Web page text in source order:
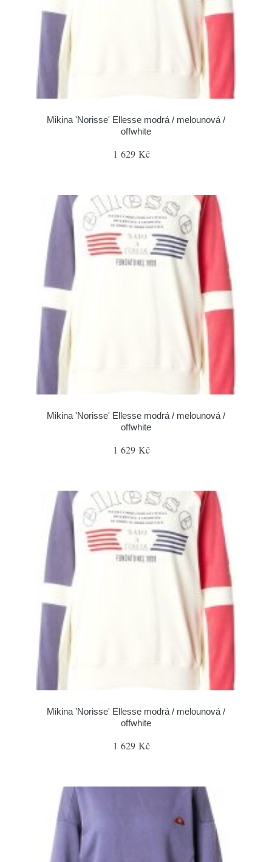
Mikina 'Norisse' Ellesse modrá / melounová /
offwhite
1 629 Kč
Mikina 'Norisse' Ellesse modrá / melounová /
offwhite
1 629 Kč
Mikina 'Norisse' Ellesse modrá / melounová /
offwhite
1 629 Kč